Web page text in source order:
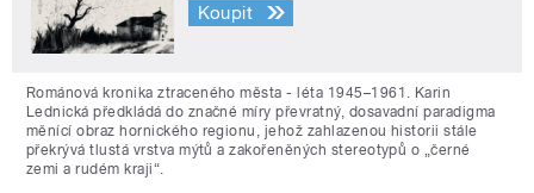
Koupit
Románová kronika ztraceného města - léta 1945–1961. Karin
Lednická předkládá do značné míry převratný, dosavadní paradigma
měnící obraz hornického regionu, jehož zahlazenou historii stále
překrývá tlustá vrstva mýtů a zakořeněných stereotypů o „černé
zemi a rudém kraji“.